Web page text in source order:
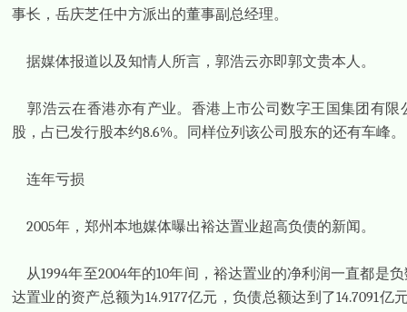
事长，岳庆芝任中方派出的董事副总经理。
据媒体报道以及知情人所言，郭浩云亦即郭文贵本人。
郭浩云在香港亦有产业。香港上市公司数字王国集团有限
股，占已发行股本约8.6%。同样位列该公司股东的还有车峰。
连年亏损
2005年，郑州本地媒体曝出裕达置业超高负债的新闻。
从1994年至2004年的10年间，裕达置业的净利润一直都是
达置业的资产总额为14.9177亿元，负债总额达到了14.7091亿